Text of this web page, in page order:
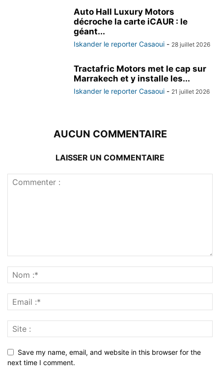
Auto Hall Luxury Motors
décroche la carte iCAUR : le
géant...
Iskander le reporter Casaoui - 28 juillet 2026
Tractafric Motors met le cap sur
Marrakech et y installe les...
Iskander le reporter Casaoui - 21 juillet 2026
AUCUN COMMENTAIRE
LAISSER UN COMMENTAIRE
Save my name, email, and website in this browser for the
next time I comment.